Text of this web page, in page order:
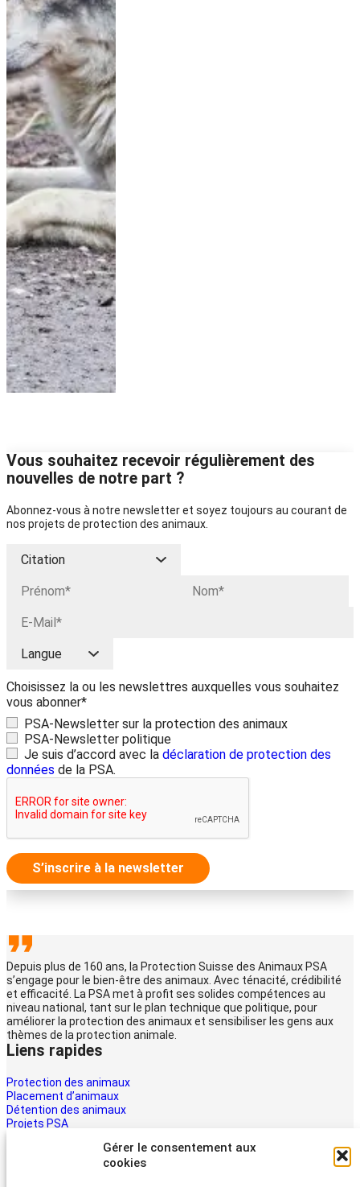
Gérer le consentement aux
cookies
Vous souhaitez recevoir régulièrement des
nouvelles de notre part ?
Abonnez-vous à notre newsletter et soyez toujours au courant de
nos projets de protection des animaux.
Choisissez la ou les newslettres auxquelles vous souhaitez
vous abonner*
PSA-Newsletter sur la protection des animaux
PSA-Newsletter politique
Je suis d’accord avec la déclaration de protection des
données de la PSA.
S’inscrire à la newsletter
Depuis plus de 160 ans, la Protection Suisse des Animaux PSA
s’engage pour le bien-être des animaux. Avec ténacité, crédibilité
et efficacité. La PSA met à profit ses solides compétences au
niveau national, tant sur le plan technique que politique, pour
améliorer la protection des animaux et sensibiliser les gens aux
thèmes de la protection animale.
Liens rapides
Protection des animaux
Placement d’animaux
Détention des animaux
Projets PSA